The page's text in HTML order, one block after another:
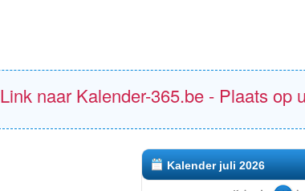
Link naar Kalender-365.be - Plaats op
Kalender juli 2026